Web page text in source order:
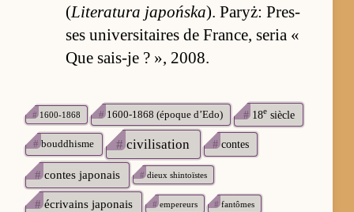
(Literatura ja­poń­ska). Pa­ryż: Pres­
ses univer­sitaires de Fran­ce, se­ria «
Que sa­is-je ? », 2008.
#1600-1868 #1600-1868 (époque d’Edo) #18esiècle
# bouddhisme #civilisation #contes
#contes japonais #dieux shintoïstes
#écrivains japonais #empereurs #fantômes